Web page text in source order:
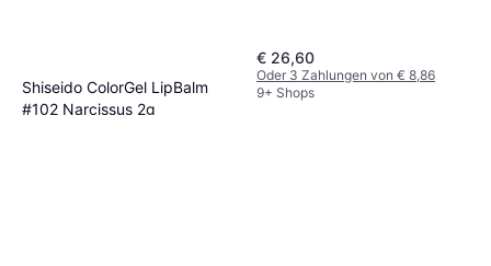
Shiseido ColorGel LipBalm
#102 Narcissus 2g
€ 26,60
Oder 3 Zahlungen von € 8,86
9+ Shops